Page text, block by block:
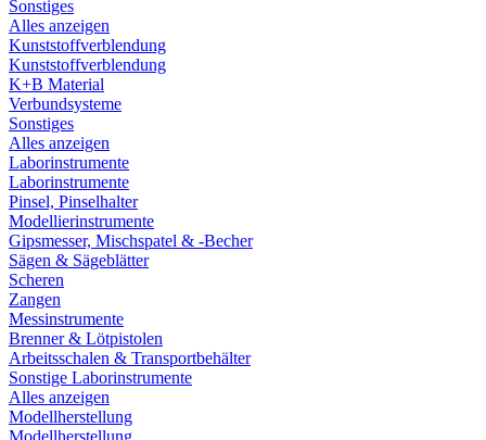
Sonstiges
Alles anzeigen
Kunststoffverblendung
Kunststoffverblendung
K+B Material
Verbundsysteme
Sonstiges
Alles anzeigen
Laborinstrumente
Laborinstrumente
Pinsel, Pinselhalter
Modellierinstrumente
Gipsmesser, Mischspatel & -Becher
Sägen & Sägeblätter
Scheren
Zangen
Messinstrumente
Brenner & Lötpistolen
Arbeitsschalen & Transportbehälter
Sonstige Laborinstrumente
Alles anzeigen
Modellherstellung
Modellherstellung